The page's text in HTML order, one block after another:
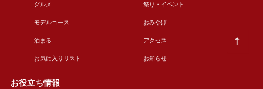
グルメ 祭り・イベント
モデルコース おみやげ
泊まる アクセス
お気に入りリスト お知らせ
お役立ち情報